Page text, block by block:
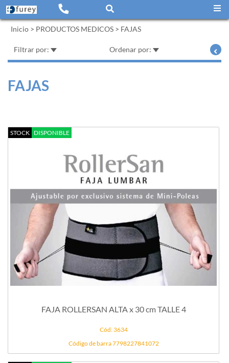
Inicio > PRODUCTOS MEDICOS > FAJAS
Filtrar por: Ordenar por:
FAJAS
STOCK DISPONIBLE
FAJA ROLLERSAN ALTA x 30 cm TALLE 4
Cód: 3634
Código de barra 7798227841072